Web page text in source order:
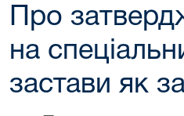
Про
на
застави як